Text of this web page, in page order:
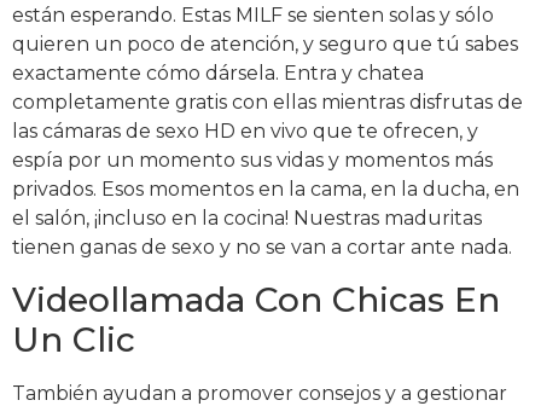
están esperando. Estas MILF se sienten solas y sólo
quieren un poco de atención, y seguro que tú sabes
exactamente cómo dársela. Entra y chatea
completamente gratis con ellas mientras disfrutas de
las cámaras de sexo HD en vivo que te ofrecen, y
espía por un momento sus vidas y momentos más
privados. Esos momentos en la cama, en la ducha, en
el salón, ¡incluso en la cocina! Nuestras maduritas
tienen ganas de sexo y no se van a cortar ante nada.
Videollamada Con Chicas En
Un Clic
También ayudan a promover consejos y a gestionar